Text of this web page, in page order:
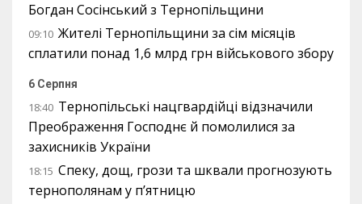
Богдан Сосінський з Тернопільщини
09:10 Жителі Тернопільщини за сім місяців
сплатили понад 1,6 млрд грн військового збору
6 Серпня
18:40 Тернопільські нацгвардійці відзначили
Преображення Господнє й помолилися за
захисників України
18:15 Спеку, дощ, грози та шквали прогнозують
тернополянам у п’ятницю